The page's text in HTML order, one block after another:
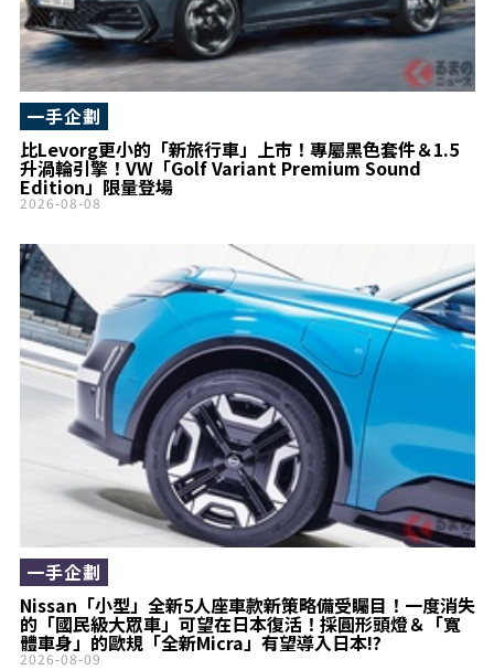
比Levorg更小的「新旅行車」上市！專屬黑色套件＆1.5
升渦輪引擎！VW「Golf Variant Premium Sound
Edition」限量登場
一手企劃
2026-08-08
Nissan「小型」全新5人座車款新策略備受矚目！一度消失
的「國民級大眾車」可望在日本復活！採圓形頭燈＆「寬
體車身」的歐規「全新Micra」有望導入日本!?
一手企劃
2026-08-09